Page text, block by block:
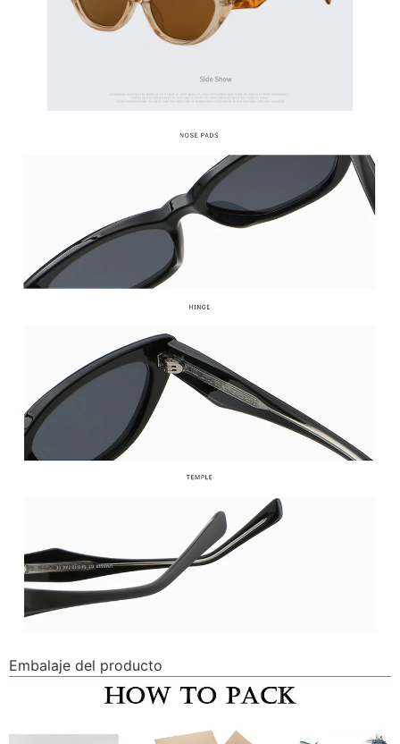
Embalaje del producto